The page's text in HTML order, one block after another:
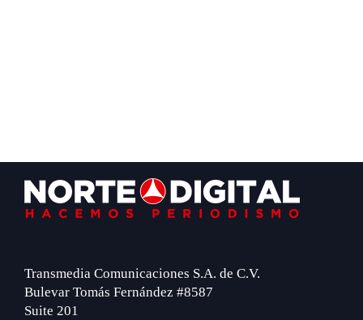
Footer
Transmedia Comunicaciones S.A. de C.V.
Bulevar Tomás Fernández #8587
Suite 201